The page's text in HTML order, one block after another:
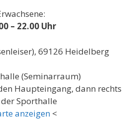
– 22.00 Uhr
69126 Heidelberg
(Seminarraum)
Haupteingang, dann rechts
Sporthalle
anzeigen<